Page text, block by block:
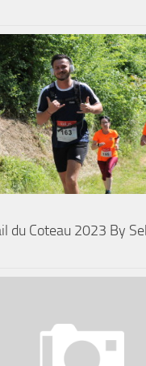
du Coteau 2023 By